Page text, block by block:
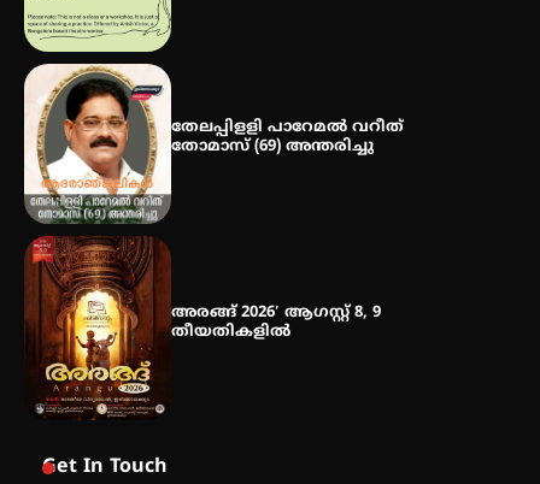
തേലപ്പിളളി പാറേമൽ വറീത്
തോമാസ് (69) അന്തരിച്ചു
അരങ്ങ് 2026′ ആഗസ്റ്റ് 8, 9
തീയതികളിൽ
Get In Touch